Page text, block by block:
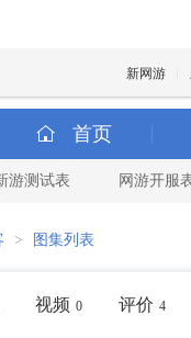
新网游
首页
游测试表 网游开服
> 图集列表
视频 0 评价 4